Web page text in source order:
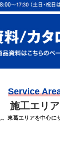
Service
施工エリア
東葛エリアを中心に